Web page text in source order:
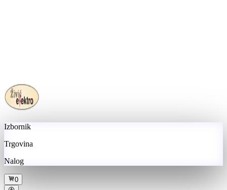
Izbornik
Trgovina
Nalog
0